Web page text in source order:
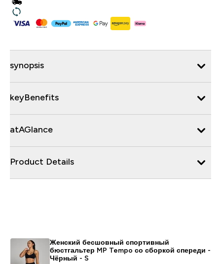
synopsis
keyBenefits
atAGlance
Product Details
Женский бесшовный спортивный
бюстгальтер MP Tempo со сборкой спереди -
Чёрный - S